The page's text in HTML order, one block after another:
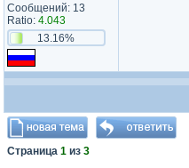
Сообщений: 13
Ratio: 4.043
13.16%
Страница 1 из 3